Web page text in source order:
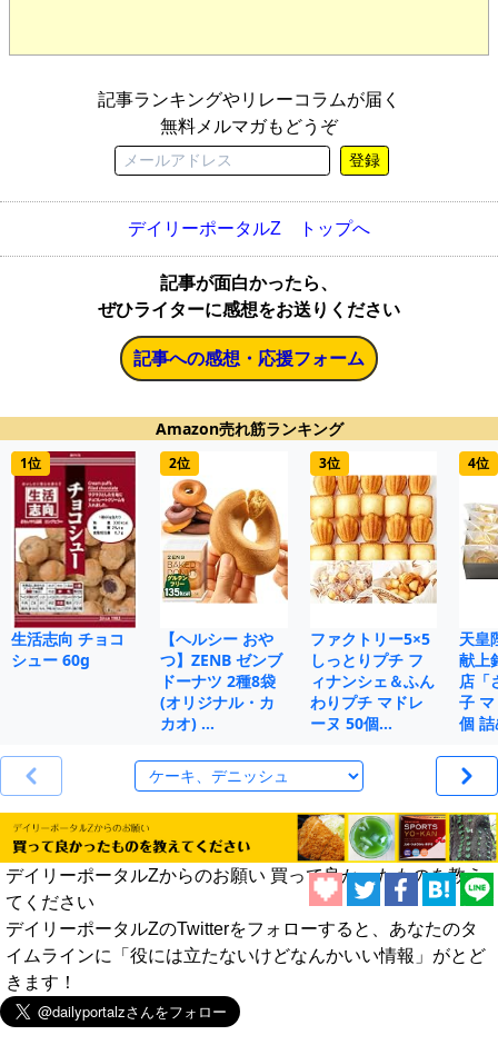
記事ランキングやリレーコラムが届く
無料メルマガもどうぞ
登録
デイリーポータルZ トップへ
記事が面白かったら、
ぜひライターに感想をお送りください
記事への感想・応援フォーム
Amazon売れ筋ランキング
1位
生活志向 チョコ
シュー 60g
2位
【ヘルシー おや
つ】ZENB ゼンブ
ドーナツ 2種8袋
(オリジナル・カ
カオ) …
3位
ファクトリー5×5
しっとりプチ フ
ィナンシェ＆ふん
わりプチ マドレ
ーヌ 50個…
4位
天皇
献上
店「
子
個
デイリーポータルZからのお願い 買って良かったものを教え
てください
デイリーポータルZのTwitterをフォローすると、あなたのタ
イムラインに「役には立たないけどなんかいい情報」がとど
きます！